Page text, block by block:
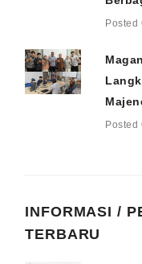
Posted
Posted
INFORMASI /
TERBARU